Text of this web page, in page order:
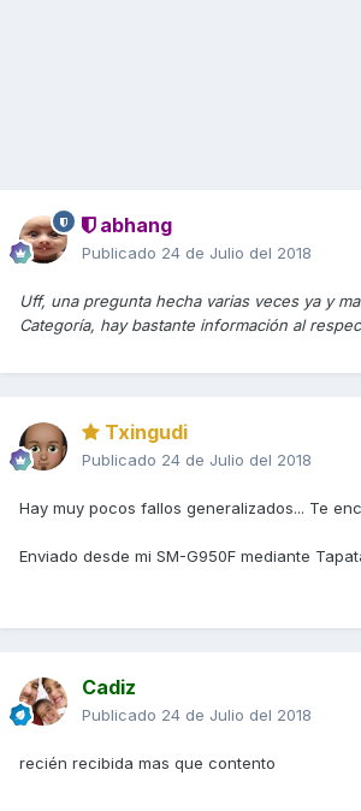
abhang
Publicado 24 de Julio del 2018
Uff, una pregunta hecha varias veces ya y
Categoría, hay bastante información al
Txingudi
Publicado 24 de Julio del 2018
Hay muy pocos fallos generalizados... Te
Enviado desde mi SM-G950F mediante
Cadiz
Publicado 24 de Julio del 2018
recién recibida mas que contento